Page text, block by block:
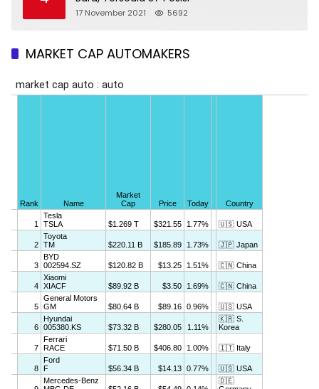
17 November 2021 5692
MARKET CAP AUTOMAKERS